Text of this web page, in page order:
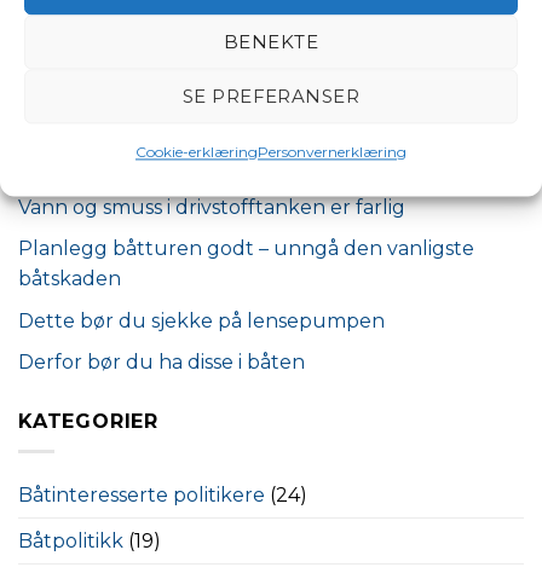
BENEKTE
SE PREFERANSER
Cookie-erklæringPersonvernerklæring
Tidligere president Torleif Jørgensen gått bort
Vann og smuss i drivstofftanken er farlig
Planlegg båtturen godt – unngå den vanligste
båtskaden
Dette bør du sjekke på lensepumpen
Derfor bør du ha disse i båten
KATEGORIER
Båtinteresserte politikere (24)
Båtpolitikk (19)